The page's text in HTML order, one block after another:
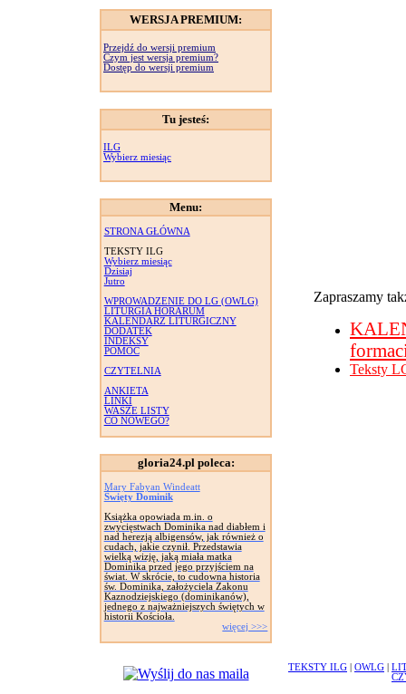
WERSJA PREMIUM:
Przejdź do wersji premium
Czym jest wersja premium?
Dostęp do wersji premium
Tu jesteś:
ILG
Wybierz miesiąc
Menu:
STRONA GŁÓWNA
TEKSTY ILG
Wybierz miesiąc
Dzisiaj
Jutro
WPROWADZENIE DO LG (OWLG)
LITURGIA HORARUM
KALENDARZ LITURGICZNY
DODATEK
INDEKSY
POMOC
CZYTELNIA
ANKIETA
LINKI
WASZE LISTY
CO NOWEGO?
gloria24.pl poleca:
Mary Fabyan Windeatt
Święty Dominik
Książka opowiada m.in. o
zwycięstwach Dominika nad diabłem i
nad herezją albigensów, jak również o
cudach, jakie czynił. Przedstawia
wielką wizję, jaką miała matka
Dominika przed jego przyjściem na
świat. W skrócie, to cudowna historia
św. Dominika, założyciela Zakonu
Kaznodziejskiego (dominikanów),
jednego z najważniejszych świętych w
historii Kościoła.
więcej >>>
Zapraszamy
Teksty
TEKSTY ILG OWLG